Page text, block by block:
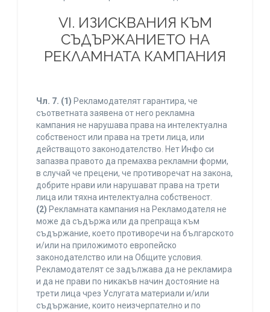
VI. ИЗИСКВАНИЯ КЪМ
СЪДЪРЖАНИЕТО НА
РЕКЛАМНАТА КАМПАНИЯ
Чл. 7. (1) Рекламодателят гарантира, че
съответната заявена от него рекламна
кампания не нарушава права на интелектуална
собственост или права на трети лица, или
действащото законодателство. Нет Инфо си
запазва правото да премахва рекламни форми,
в случай че прецени, че противоречат на закона,
добрите нрави или нарушават права на трети
лица или тяхна интелектуална собственост.
(2) Рекламната кампания на Рекламодателя не
може да съдържа или да препраща към
съдържание, което противоречи на българското
и/или на приложимото европейско
законодателство или на Общите условия.
Рекламодателят се задължава да не рекламира
и да не прави по никакъв начин достояние на
трети лица чрез Услугата материали и/или
съдържание, които неизчерпателно и по